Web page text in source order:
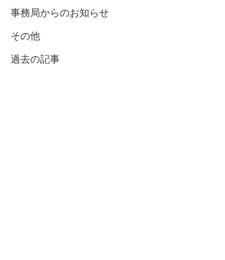
事務局からのお知らせ
その他
過去の記事